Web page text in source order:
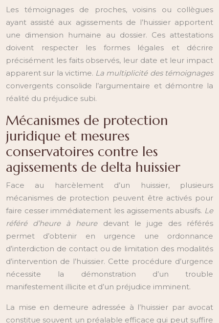
Les témoignages de proches, voisins ou collègues
ayant assisté aux agissements de l’huissier apportent
une dimension humaine au dossier. Ces attestations
doivent respecter les formes légales et décrire
précisément les faits observés, leur date et leur impact
apparent sur la victime. La multiplicité des témoignages
convergents consolide l’argumentaire et démontre la
réalité du préjudice subi.
Mécanismes de protection
juridique et mesures
conservatoires contre les
agissements de delta huissier
Face au harcèlement d’un huissier, plusieurs
mécanismes de protection peuvent être activés pour
faire cesser immédiatement les agissements abusifs. Le
référé d’heure à heure devant le juge des référés
permet d’obtenir en urgence une ordonnance
d’interdiction de contact ou de limitation des modalités
d’intervention de l’huissier. Cette procédure d’urgence
nécessite la démonstration d’un trouble
manifestement illicite et d’un préjudice imminent.
La mise en demeure adressée à l’huissier par avocat
constitue souvent un préalable efficace qui peut suffire